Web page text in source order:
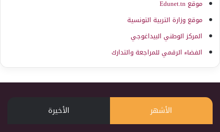
موقع Edunet.tn
موقع وزارة التربية التونسية
المركز الوطني البيداغوجي
الفضاء الرقمي للمراجعة والتدارك
الأشهر الأخيرة